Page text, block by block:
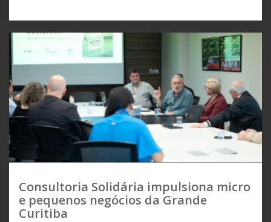
Consultoria Solidária impulsiona micro
e pequenos negócios da Grande
Curitiba